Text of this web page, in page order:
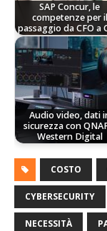
SAP Concur, le
competenze per il
passaggio da CFO a
Audio video, dati
sicurezza con
Western Digital
COSTO
CYBERSECURITY
NECESSITÀ